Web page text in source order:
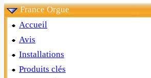
France Orgue
Accueil
Avis
Installations
Produits clés